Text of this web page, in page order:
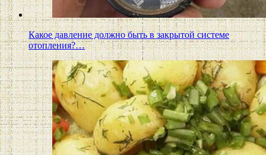
Какое давление должно быть в закрытой системе
отопления?…